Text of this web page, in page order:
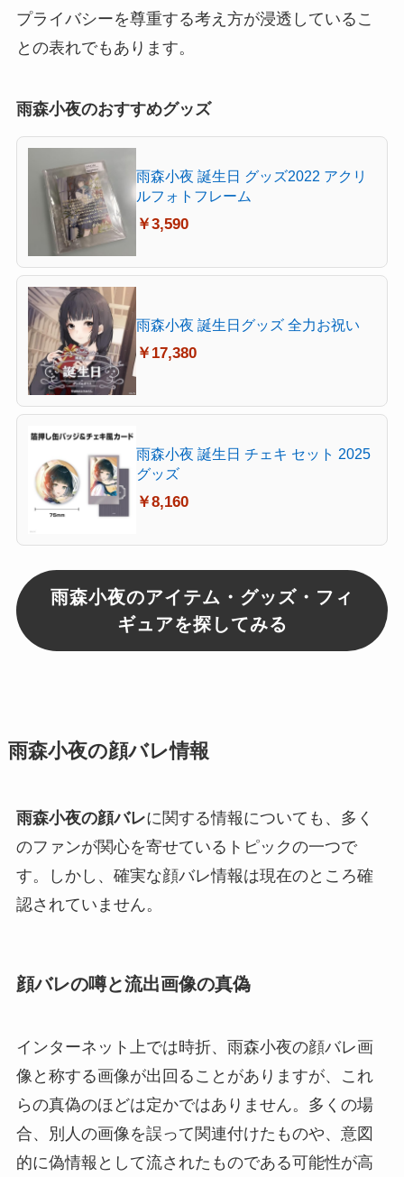
プライバシーを尊重する考え方が浸透しているこ
との表れでもあります。
雨森小夜のおすすめグッズ
雨森小夜 誕生日 グッズ2022 アクリ
ルフォトフレーム
￥3,590
雨森小夜 誕生日グッズ 全力お祝い
￥17,380
雨森小夜 誕生日 チェキ セット 2025
グッズ
￥8,160
雨森小夜のアイテム・グッズ・フィ
ギュアを探してみる
雨森小夜の顔バレ情報
雨森小夜の顔バレに関する情報についても、多く
のファンが関心を寄せているトピックの一つで
す。しかし、確実な顔バレ情報は現在のところ確
認されていません。
顔バレの噂と流出画像の真偽
インターネット上では時折、雨森小夜の顔バレ画
像と称する画像が出回ることがありますが、これ
らの真偽のほどは定かではありません。多くの場
合、別人の画像を誤って関連付けたものや、意図
的に偽情報として流されたものである可能性が高